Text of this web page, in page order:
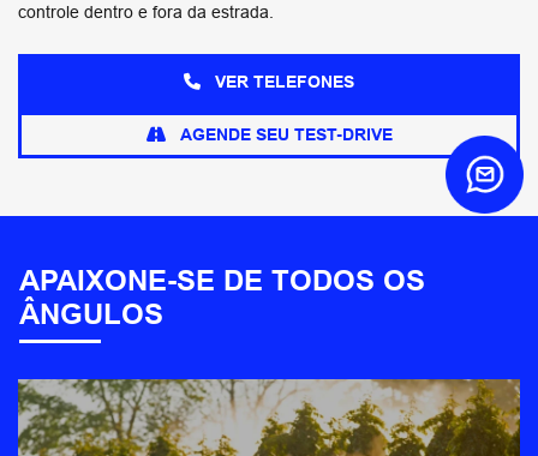
controle dentro e fora da estrada.
VER TELEFONES
AGENDE SEU TEST-DRIVE
APAIXONE-SE DE TODOS OS
ÂNGULOS